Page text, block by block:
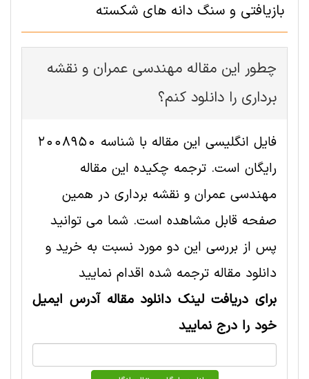
بازیافتی و سنگ دانه های شکسته
چطور این مقاله مهندسی عمران و نقشه
برداری را دانلود کنم؟
فایل انگلیسی این مقاله با شناسه 2008950
رایگان است. ترجمه چکیده این مقاله
مهندسی عمران و نقشه برداری در همین
صفحه قابل مشاهده است. شما می توانید
پس از بررسی این دو مورد نسبت به خرید و
دانلود مقاله ترجمه شده اقدام نمایید
برای دریافت لینک دانلود مقاله آدرس ایمیل
خود را درج نمایید